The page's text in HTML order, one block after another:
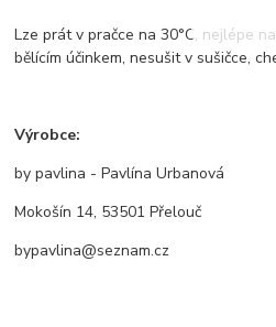
Lze prát v pračce na 30°C, nejlépe
bělícím účinkem, nesušit v sušičce,
Výrobce:
by pavlina - Pavlína Urbanová
Mokošín 14, 53501 Přelouč
bypavlina@seznam.cz